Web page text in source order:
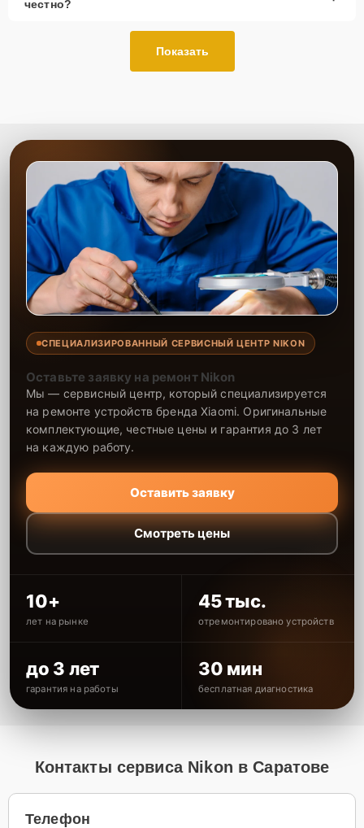
честно?
Показать
СПЕЦИАЛИЗИРОВАННЫЙ СЕРВИСНЫЙ ЦЕНТР NIKON
Оставьте заявку на ремонт Nikon
Мы — сервисный центр, который специализируется
на ремонте устройств бренда Xiaomi. Оригинальные
комплектующие, честные цены и гарантия до 3 лет
на каждую работу.
Оставить заявку
Смотреть цены
10+
лет на рынке
45 тыс.
отремонтировано устройств
до 3 лет
гарантия на работы
30 мин
бесплатная диагностика
Контакты сервиса Nikon в Саратове
Телефон